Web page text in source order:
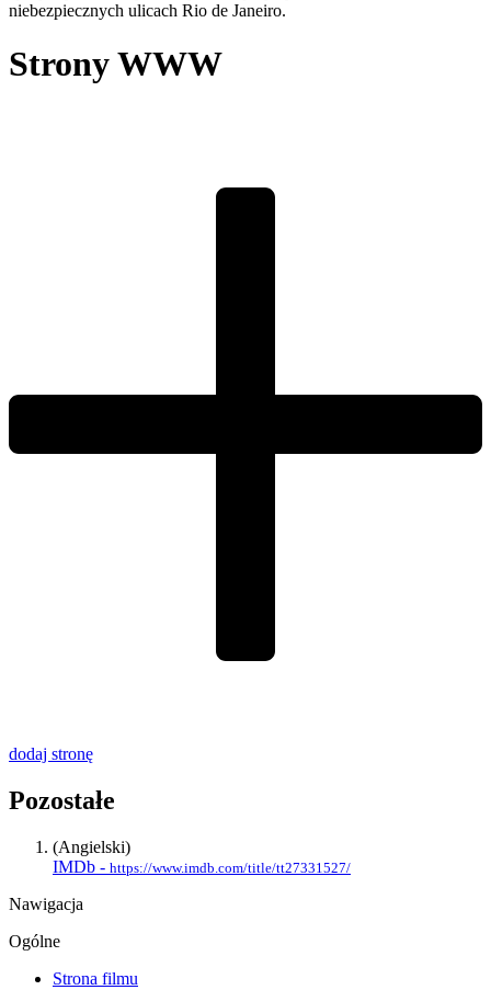
niebezpiecznych ulicach Rio de Janeiro.
Strony WWW
dodaj stronę
Pozostałe
(Angielski)
IMDb - https://www.imdb.com/title/tt27331527/
Nawigacja
Ogólne
Strona filmu